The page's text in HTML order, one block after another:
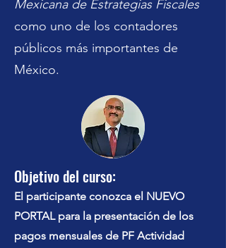
Mexicana de Estrategias Fiscales
como uno de los contadores
públicos más importantes de
México.
Objetivo del curso:
El participante conozca el NUEVO
PORTAL para la presentación de los
pagos mensuales de PF Actividad